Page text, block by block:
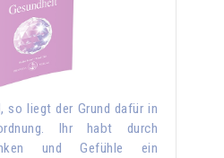
so liegt der Grund dafür in
Ihr habt durch
und Gefühle ein